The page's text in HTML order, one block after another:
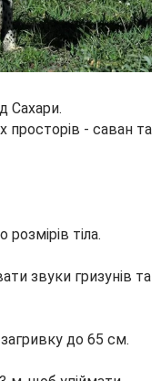
Сахари.
просторів - саван та
тіла.
звуки гризунів та
до 65 см.